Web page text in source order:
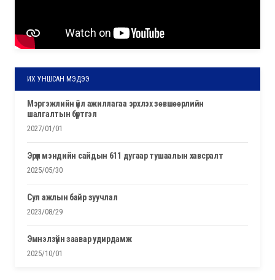
ИХ УНШСАН МЭДЭЭ
мэргэжлийн үйл ажиллагаа эрхлэх зөвшөөрлийн
шалгалтын бүртгэл
2027/01/01
эрүүл мэндийн сайдын 611 дугаар тушаалын хавсралт
2025/05/30
сул ажлын байр зуучлал
2023/08/29
эмнэлзүйн заавар удирдамж
2025/10/01